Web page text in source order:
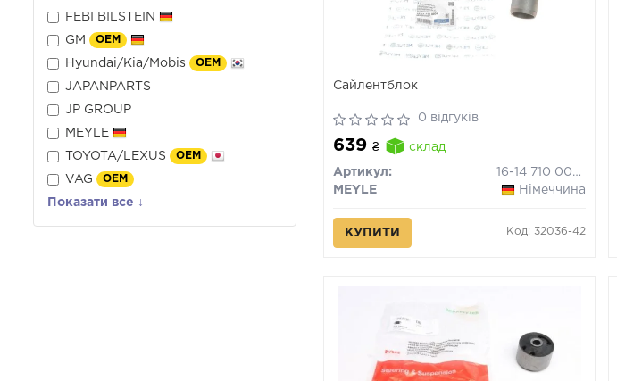
FEBI BILSTEIN
GM OEM
Hyundai/Kia/Mobis OEM
JAPANPARTS
JP GROUP
MEYLE
TOYOTA/LEXUS OEM
VAG OEM
Показати все ↓
Сайлентблок
0 відгуків
639 ₴ склад
Артикул:
16-14 710 0004
MEYLE
Німеччина
КУПИТИ Код: 32036-42